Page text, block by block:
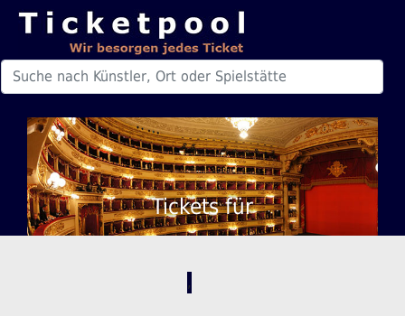
Tickets für
,